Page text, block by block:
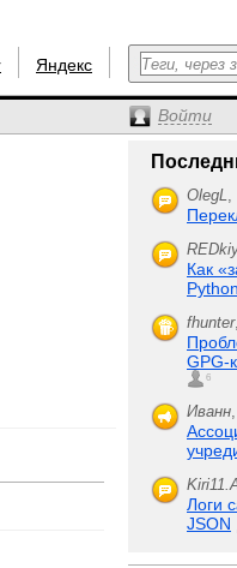
Яндекс
Войти
OlegL,
Как
fhunter,
GPG-
6
Иванн,
Логи
JSON